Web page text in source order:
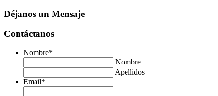
Déjanos un Mensaje
Contáctanos
Nombre*
Nombre
Apellidos
Email*